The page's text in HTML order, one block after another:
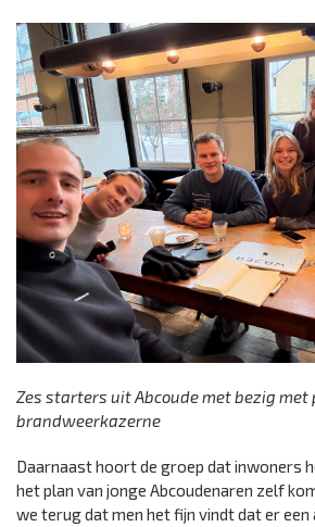
Zes starters uit Abcoude met bezig met
brandweerkazerne
Daarnaast hoort de groep dat inwoners
het plan van jonge Abcoudenaren zelf
we terug dat men het fijn vindt dat er